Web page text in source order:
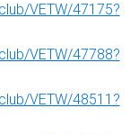
VETW/47175?
VETW/47788?
VETW/48511?